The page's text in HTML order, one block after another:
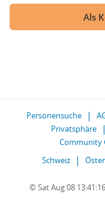
Als
Personensuche
Privatsphäre
Community
Schweiz
© Sat Aug 08